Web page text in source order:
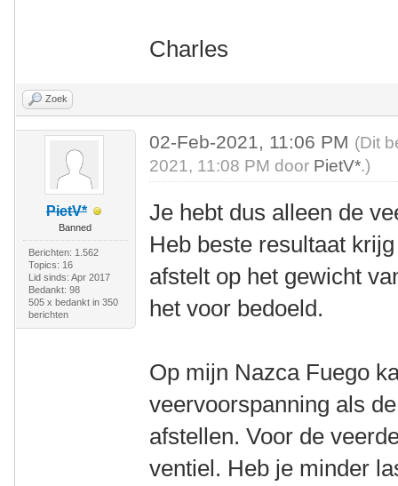
Charles
Zoek
PietV*
Banned
Berichten: 1.562
Topics: 16
Lid sinds: Apr 2017
Bedankt: 98
505 x bedankt in 350
berichten
02-Feb-2021, 11:06 PM (Dit
2021, 11:08 PM door PietV*.)
Je hebt dus alleen de
Heb beste resultaat
afstelt op het gewicht
het voor bedoeld.
Op mijn Nazca Fuego
veervoorspanning als
afstellen. Voor de
ventiel. Heb je minder